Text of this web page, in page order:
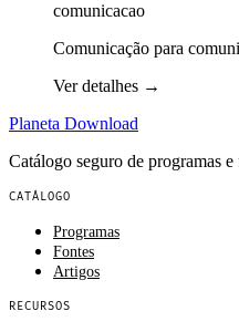
comunicacao
Comunicação para
Ver detalhes →
Planeta Download
Catálogo seguro de programas
CATÁLOGO
Programas
Fontes
Artigos
RECURSOS